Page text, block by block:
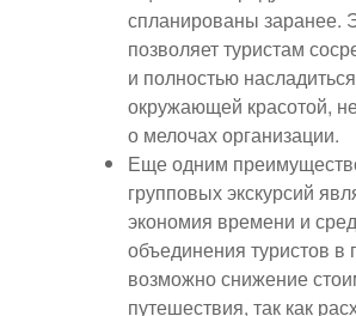
спланированы заранее.
позволяет туристам
и полностью насладиться
окружающей красотой,
о мелочах организации.
Еще одним
групповых экскурсий
экономия времени и
объединения туристов в
возможно снижение
путешествия, так как